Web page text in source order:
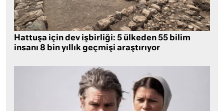
Hattuşa için dev işbirliği: 5 ülkeden 55 bilim
insanı 8 bin yıllık geçmişi araştırıyor